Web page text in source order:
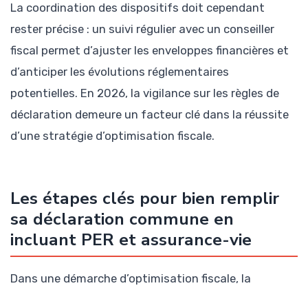
La coordination des dispositifs doit cependant
rester précise : un suivi régulier avec un conseiller
fiscal permet d’ajuster les enveloppes financières et
d’anticiper les évolutions réglementaires
potentielles. En 2026, la vigilance sur les règles de
déclaration demeure un facteur clé dans la réussite
d’une stratégie d’optimisation fiscale.
Les étapes clés pour bien remplir
sa déclaration commune en
incluant PER et assurance-vie
Dans une démarche d’optimisation fiscale, la